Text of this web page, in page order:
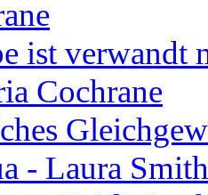
ist verwandt
Cochrane
- Laura